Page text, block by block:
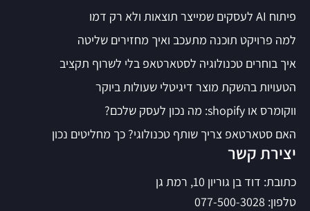
פיתוח AI לעסקים שמייצר תוצאות ולא רק דמו
למה פרויקט תוכנה מתעכב ואיך מחזירים שליטה
איך בוחרים טכנולוגיה לסטארטאפ בלי לשרוף תקציב
הטעויות בהשקת מוצר דיגיטלי שעולות ביוקר
ווקומרס או shopify: מה נכון לעסק שלכם?
האם סטארטאפ צריך שותף טכנולוגי? כך מחליטים נכון
יצירת קשר
כתובת: דוד בן גוריון 10, רמת גן
טלפון: 077-500-3028